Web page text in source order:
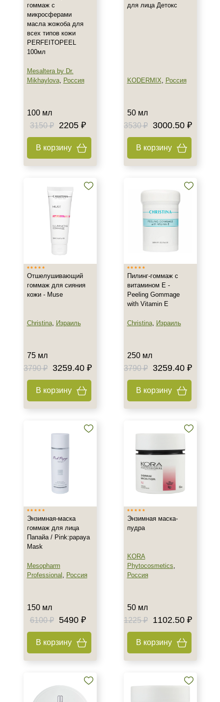
Восстановление
Матирование
Обезжиривание
Показать еще
Акне
Воспаление
Показать еще
Применение
После пилинга
Гладкость
Защита от УФ-лучей
Веки
Губы
туба 60 шт
1 литр
1 шт
AHA-кислоты
Азелаиновая кислота
Время применения
Вечер
Лето
Для женщин
Процедура
Биоревитализация
Демакияж
Мезотерапия
Показать еще
SPF 30
гоммаж с
микросферами
масла жожоба для
всех типов кожи
PERFEITOPEEL
100мл
Mesaltera by Dr.
Mikhaylova, Россия
100 мл
3150 ₽
2205 ₽
В корзину
для лица Детокс
KODERMIX, Россия
50 мл
3530 ₽
3000.50 ₽
В корзину
Отшелушивающий
гоммаж для сияния
кожи - Muse
Christina, Израиль
75 мл
3790 ₽
3259.40 ₽
В корзину
Пилинг-гоммаж с
витамином Е -
Peeling Gommage
with Vitamin E
Christina, Израиль
250 мл
3790 ₽
3259.40 ₽
В корзину
Энзимная-маска
гоммаж для лица
Папайа / Pink:papaya
Mask
Mesopharm
Professional , Россия
150 мл
6100 ₽
5490 ₽
В корзину
Энзимная маска-
пудра
KORA
Phytocosmetics,
Россия
50 мл
1225 ₽
1102.50 ₽
В корзину